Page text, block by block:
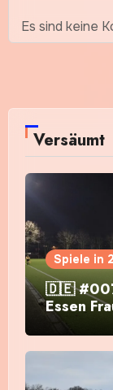
Es sind keine
Versäumt
Spiele in
🇩🇪 #007
Essen